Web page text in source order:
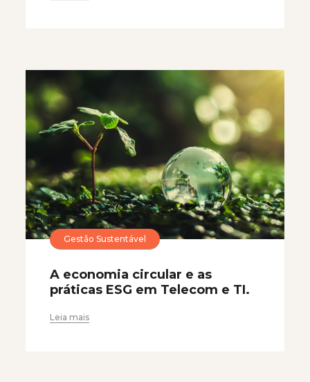
Gestão Sustentável
A economia circular e as
práticas ESG em Telecom e TI.
Leia mais